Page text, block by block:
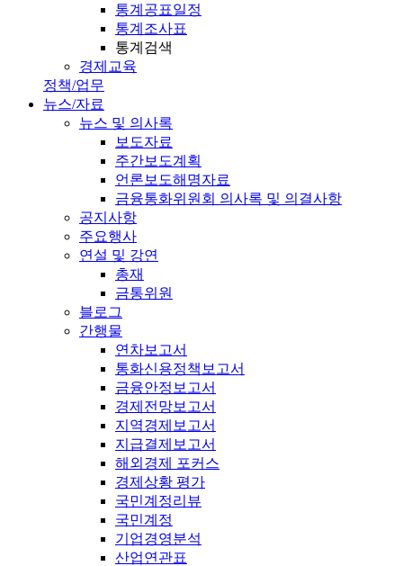
통계공표일정
통계조사표
통계검색
경제교육
정책/업무
뉴스/자료
뉴스 및 의사록
보도자료
주간보도계획
언론보도해명자료
금융통화위원회 의사록 및 의결사항
공지사항
주요행사
연설 및 강연
총재
금통위원
블로그
간행물
연차보고서
통화신용정책보고서
금융안정보고서
경제전망보고서
지역경제보고서
지급결제보고서
해외경제 포커스
경제상황 평가
국민계정리뷰
국민계정
기업경영분석
산업연관표